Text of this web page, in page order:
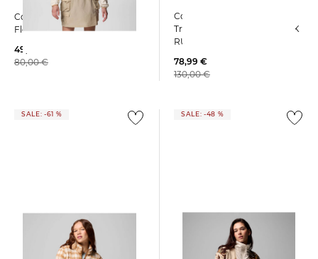
Columbia | Damen
Fleecejacke BACK BOWL 2
49,99 €
80,00 €
Columbia | Herren
Trekkingschuhe PEAKFREAK
RUSH OUTDRY
78,99 €
130,00 €
SALE: -61 % SALE: -48 %